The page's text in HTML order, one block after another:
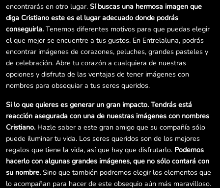
encontrarás en otro lugar. Sí buscas una hermosa imagen que
diga Cristiano este es el lugar adecuado donde podrás
conseguirla. Tenemos diferentes motivos para que puedas elegir
el que mejor se encuentre a tus gustos. En Entrelaluna, podrás
encontrar imágenes de corazones, peluches, grandes pasteles y
de celebración. Abre tu corazón a cualquiera de nuestras
opciones y disfruta de las ventajas de tener imágenes con
nombres para obsequiar a tus seres queridos.
Si lo que quieres es generar un gran impacto. Tendrás está
reacción asegurada con una de nuestras imágenes con nombres
Cristiano. Hazle saber a este gran amigo que su compañía sólo
puede iluminar tu vida. Los seres queridos son de los mejores
regalos que tiene la vida, así que hay que disfrutarlo. Podemos
hacerlo con algunas grandes imágenes, que no sólo contará con
su nombre. Sino que también podremos elegir los elementos que
lo acompañan para hacer de este obsequio aún más maravilloso.